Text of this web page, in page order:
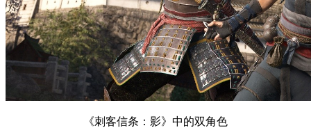
《刺客信条：影》中的双角色